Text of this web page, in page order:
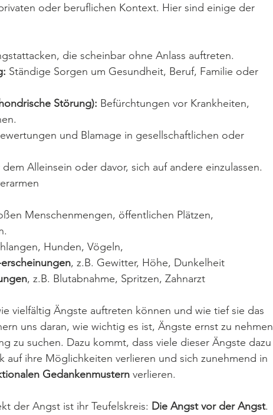
oder beruflichen Kontext. Hier sind einige der
die scheinbar ohne Anlass auftreten.
Ständige Sorgen um Gesundheit, Beruf, Familie oder
Störung): Befürchtungen vor Krankheiten,
und Blamage in gesellschaftlichen oder
Alleinsein oder davor, sich auf andere einzulassen.
Menschenmengen, öffentlichen Plätzen,
Hunden, Vögeln,
, z.B. Gewitter, Höhe, Dunkelheit
, z.B. Blutabnahme, Spritzen, Zahnarzt
vielfältig Ängste auftreten können und wie tief sie das
uns daran, wie wichtig es ist, Ängste ernst zu nehmen
zu suchen. Dazu kommt, dass viele dieser Ängste dazu
auf ihre Möglichkeiten verlieren und sich zunehmend in
Gedankenmustern verlieren.
der Angst ist ihr Teufelskreis: Die Angst vor der Angst.